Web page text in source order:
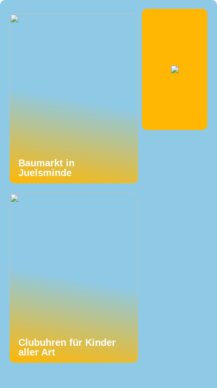
Baumarkt in
Juelsminde
Clubuhren für Kinder
aller Art